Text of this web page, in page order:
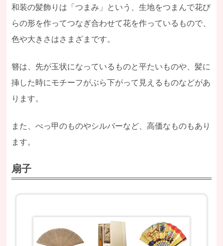
和装の髪飾りは「つまみ」という、生地をつまんで花び
らの形を作ってつなぎ合わせて花を作っているもので、
色や大きさはさまざまです。
簪は、先が玉状になっているものと平たいものや、髪に
挿した時にモチーフがぶら下がって見えるものなどがあ
ります。
また、べっ甲のものやシルバーなど、高価なものもあり
ます。
扇子